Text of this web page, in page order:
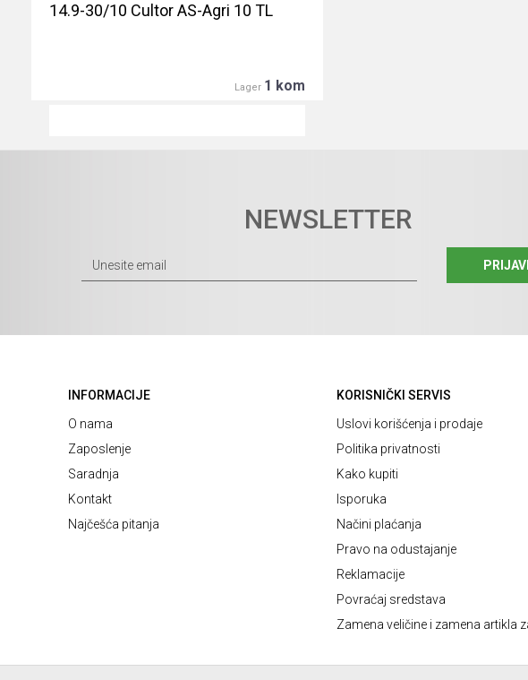
14.9-30/10 Cultor AS-Agri 10 TL
Lager 1 kom
NEWSLETTER
INFORMACIJE
O nama
Zaposlenje
Saradnja
Kontakt
Najčešća pitanja
KORISNIČKI SERVIS
Uslovi korišćenja i prodaje
Politika privatnosti
Kako kupiti
Isporuka
Načini plaćanja
Pravo na odustajanje
Reklamacije
Povraćaj sredstava
Zamena veličine i zamena artikla